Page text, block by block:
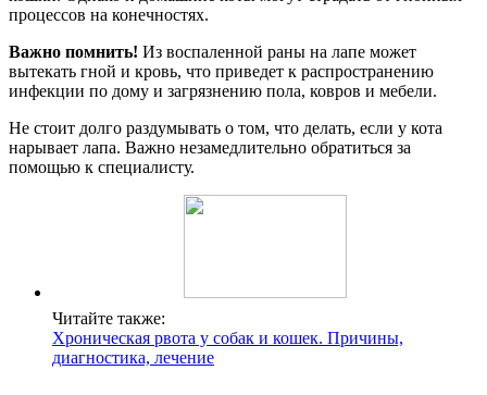
процессов на конечностях.
Важно помнить! Из воспаленной раны на лапе может
вытекать гной и кровь, что приведет к распространению
инфекции по дому и загрязнению пола, ковров и мебели.
Не стоит долго раздумывать о том, что делать, если у кота
нарывает лапа. Важно незамедлительно обратиться за
помощью к специалисту.
Читайте также:
Хроническая рвота у собак и кошек. Причины,
диагностика, лечение